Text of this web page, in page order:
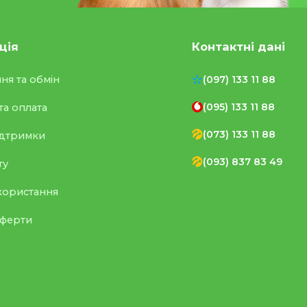
та обмін
оплата
Контактні дані
(097) 133 11 88
(095) 133 11 88
(073) 133 11 88
(093) 837 83 49